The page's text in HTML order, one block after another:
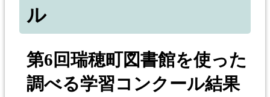
ル
第6回瑞穂町図書館を使った
調べる学習コンクール結果